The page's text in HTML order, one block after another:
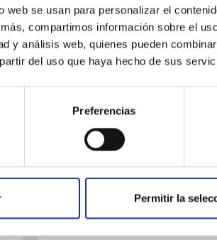
web se usan para personalizar el
compartimos información sobre el
y análisis web, quienes pueden
del uso que haya hecho de sus
Preferencias
Permitir la
Telescopio Themis
Observatorio del
El convenio tiene por objeto la
Magnétisme et des
Observatorio del Teide.
In force